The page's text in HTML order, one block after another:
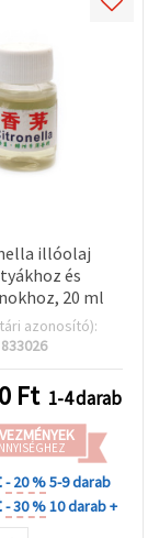
illóolaj
és
20 ml
azonosító):
833026
Ft 1-4 darab
- 20 %5-9 darab
- 30 %10 darab +